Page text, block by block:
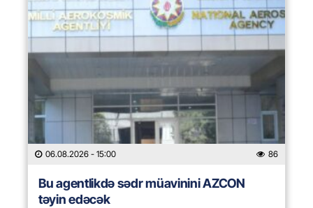
06.08.2026 - 15:00 86
Bu agentlikdə sədr müavinini AZCON
təyin edəcək